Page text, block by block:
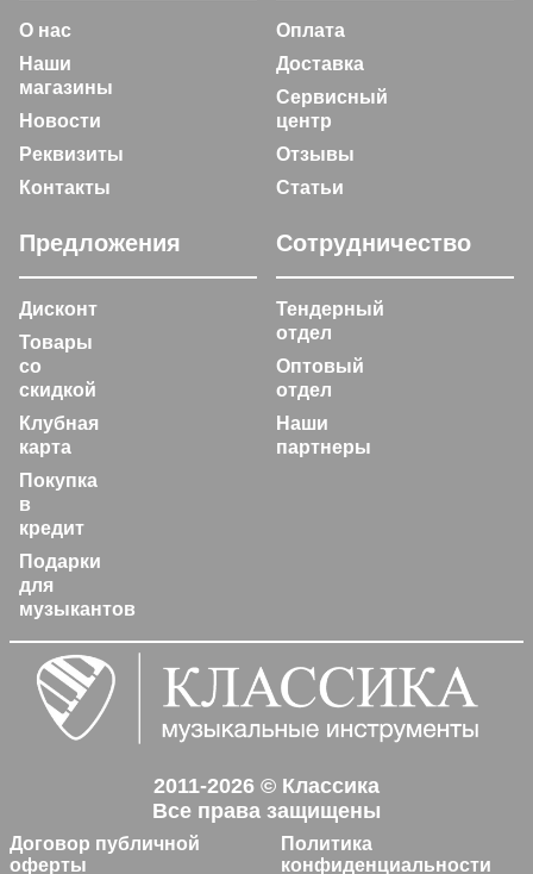
О нас
Наши
магазины
Новости
Реквизиты
Контакты
Оплата
Доставка
Сервисный
центр
Отзывы
Статьи
Предложения
Дисконт
Товары
со
скидкой
Клубная
карта
Покупка
в
кредит
Подарки
для
музыкантов
Сотрудничество
Тендерный
отдел
Оптовый
отдел
Наши
партнеры
2011-2026 © Классика
Все права защищены
Договор публичной
оферты
Политика
конфиденциальности